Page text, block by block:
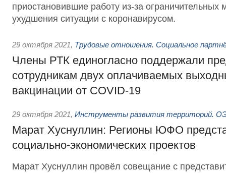
приостановившие работу из-за ограничительных
ухудшения ситуации с коронавирусом.
29 октября 2021, Трудовые отношения. Социальное
Члены РТК единогласно поддержали
сотрудникам двух оплачиваемых
вакцинации от COVID-19
29 октября 2021, Инструменты развития территорий.
Марат Хуснуллин: Регионы ЮФО
социально-экономических проектов
Марат Хуснуллин провёл совещание с